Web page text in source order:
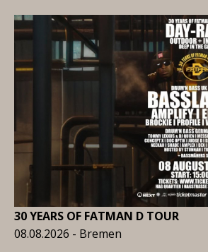
30 YEARS OF FATMAN D TOUR
08.08.2026 - Bremen